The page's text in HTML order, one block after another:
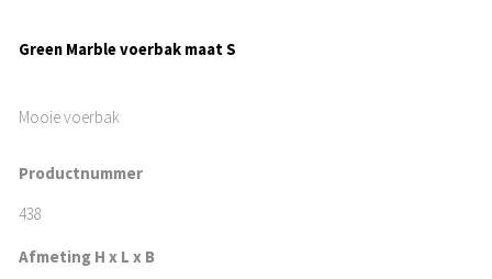
Green Marble voerbak maat S
Mooie voerbak
Productnummer
438
Afmeting H x L x B